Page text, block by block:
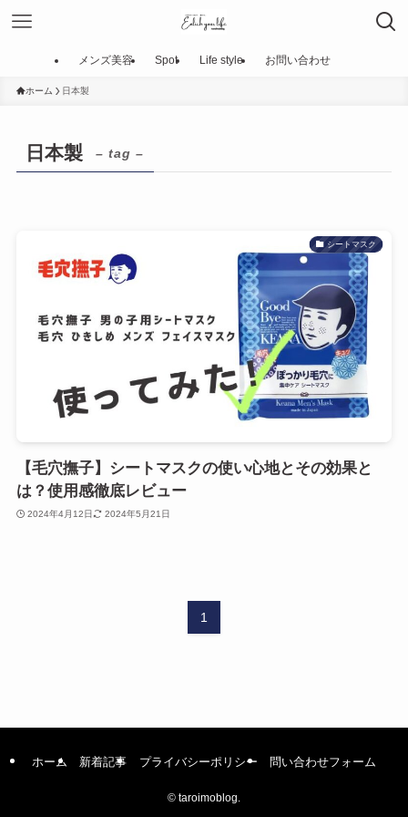
メンズ美容 Spot Life style お問い合わせ
ホーム 日本製
日本製 – tag –
シートマスク
【毛穴撫子】シートマスクの使い心地とその効果と
は？使用感徹底レビュー
2024年4月12日 2024年5月21日
1
ホーム 新着記事 プライバシーポリシー 問い合わせフォーム
© taroimoblog.